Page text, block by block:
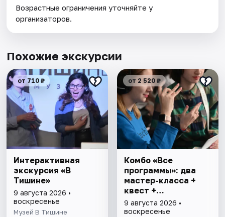
Возрастные ограничения уточняйте у
организаторов.
Похожие экскурсии
от 710 ₽
Интерактивная
экскурсия «В
Тишине»
9 августа 2026 •
воскресенье
Музей В Тишине
от 2 520 ₽
Комбо «Все
программы»: два
мастер-класса +
квест +
интерактивная
экскурсия
9 августа 2026 •
воскресенье